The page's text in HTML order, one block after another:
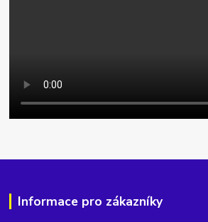
Informace pro zákazníky